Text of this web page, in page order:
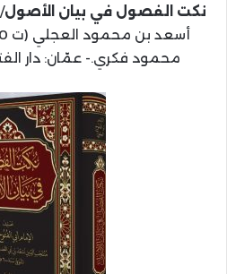
نكت الفصول في بيان الأصول
محمود فكري.- عمّان: دار الفتح، 1445 هـ،